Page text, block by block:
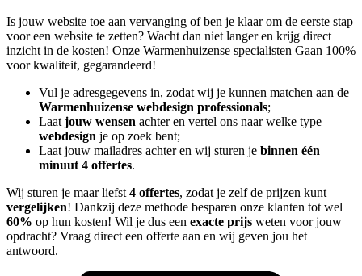
Is jouw website toe aan vervanging of ben je klaar om de eerste stap
voor een website te zetten? Wacht dan niet langer en krijg direct
inzicht in de kosten! Onze Warmenhuizense specialisten Gaan 100%
voor kwaliteit, gegarandeerd!
Vul je adresgegevens in, zodat wij je kunnen matchen aan de
Warmenhuizense webdesign professionals;
Laat jouw wensen achter en vertel ons naar welke type
webdesign je op zoek bent;
Laat jouw mailadres achter en wij sturen je binnen één
minuut 4 offertes.
Wij sturen je maar liefst 4 offertes, zodat je zelf de prijzen kunt
vergelijken! Dankzij deze methode besparen onze klanten tot wel
60% op hun kosten! Wil je dus een exacte prijs weten voor jouw
opdracht? Vraag direct een offerte aan en wij geven jou het
antwoord.